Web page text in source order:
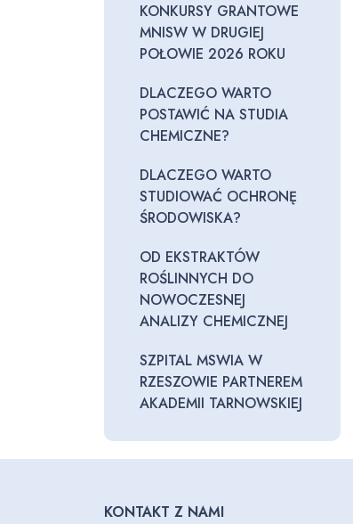
KONKURSY GRANTOWE
MNISW W DRUGIEJ
POŁOWIE 2026 ROKU
DLACZEGO WARTO
POSTAWIĆ NA STUDIA
CHEMICZNE?
DLACZEGO WARTO
STUDIOWAĆ OCHRONĘ
ŚRODOWISKA?
OD EKSTRAKTÓW
ROŚLINNYCH DO
NOWOCZESNEJ
ANALIZY CHEMICZNEJ
SZPITAL MSWIA W
RZESZOWIE PARTNEREM
AKADEMII TARNOWSKIEJ
KONTAKT Z NAMI